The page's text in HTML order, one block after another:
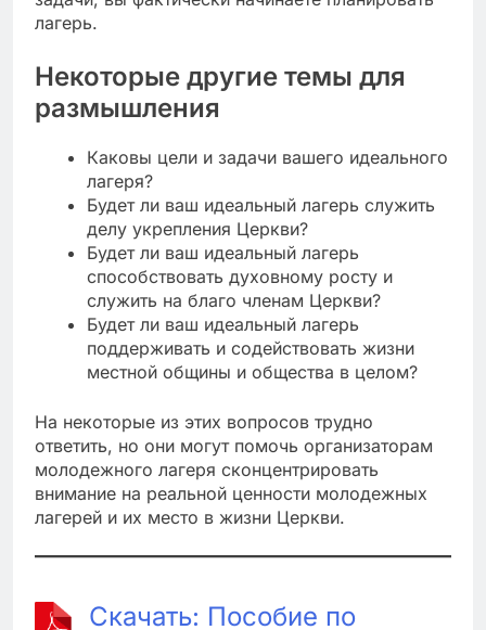
лагерь.
Некоторые другие темы для
размышления
Каковы цели и задачи вашего идеального
лагеря?
Будет ли ваш идеальный лагерь служить
делу укрепления Церкви?
Будет ли ваш идеальный лагерь
способствовать духовному росту и
служить на благо членам Церкви?
Будет ли ваш идеальный лагерь
поддерживать и содействовать жизни
местной общины и общества в целом?
На некоторые из этих вопросов трудно
ответить, но они могут помочь организаторам
молодежного лагеря сконцентрировать
внимание на реальной ценности молодежных
лагерей и их место в жизни Церкви.
Скачать: Пособие по